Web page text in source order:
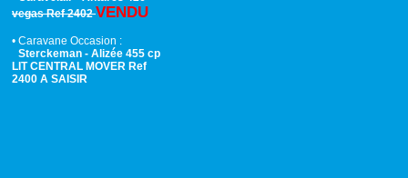
vegas Ref 2402VENDU
• Caravane Occasion :
Sterckeman - Alizée 455 cp
LIT CENTRAL MOVER Ref
2400 A SAISIR